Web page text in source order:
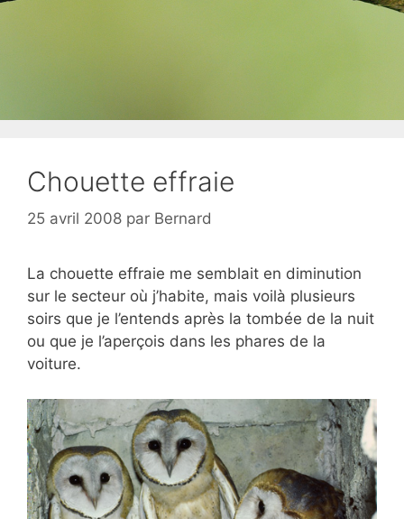
Chouette effraie
25 avril 2008 par Bernard
La chouette effraie me semblait en diminution
sur le secteur où j’habite, mais voilà plusieurs
soirs que je l’entends après la tombée de la nuit
ou que je l’aperçois dans les phares de la
voiture.